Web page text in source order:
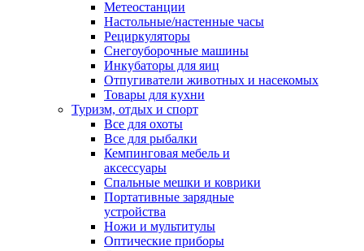
Метеостанции
Настольные/настенные часы
Рециркуляторы
Снегоуборочные машины
Инкубаторы для яиц
Отпугиватели животных и насекомых
Товары для кухни
Туризм, отдых и спорт
Все для охоты
Все для рыбалки
Кемпинговая мебель и
аксессуары
Спальные мешки и коврики
Портативные зарядные
устройства
Ножи и мультитулы
Оптические приборы